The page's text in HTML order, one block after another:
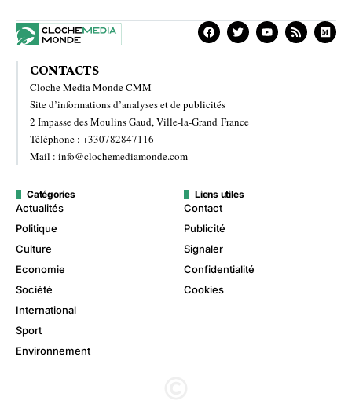
CONTACTS
Cloche Media Monde CMM
Site d’informations d’analyses et de publicités
2 Impasse des Moulins Gaud, Ville-la-Grand France
Téléphone : +330782847116
Mail : info@clochemediamonde.com
Catégories
Actualités
Politique
Culture
Economie
Société
International
Sport
Environnement
Liens utiles
Contact
Publicité
Signaler
Confidentialité
Cookies